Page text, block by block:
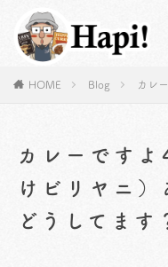
HOME Blog カレ
カレーです
けビリヤニ）
どうしてます